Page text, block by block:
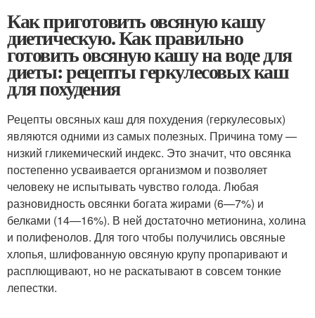
Как приготовить овсяную кашу
диетическую. Как правильно
готовить овсяную кашу на воде для
диеты: рецепты геркулесовых каш
для похудения
Рецепты овсяных каш для похудения (геркулесовых)
являются одними из самых полезных. Причина тому —
низкий гликемический индекс. Это значит, что овсянка
постепенно усваивается организмом и позволяет
человеку не испытывать чувство голода. Любая
разновидность овсянки богата жирами (6—7%) и
белками (14—16%). В ней достаточно метионина, холина
и полифенолов. Для того чтобы получились овсяные
хлопья, шлифованную овсяную крупу пропаривают и
расплющивают, но не раскатывают в совсем тонкие
лепестки.